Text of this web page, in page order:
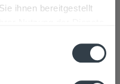
ihnen bereitgestellt